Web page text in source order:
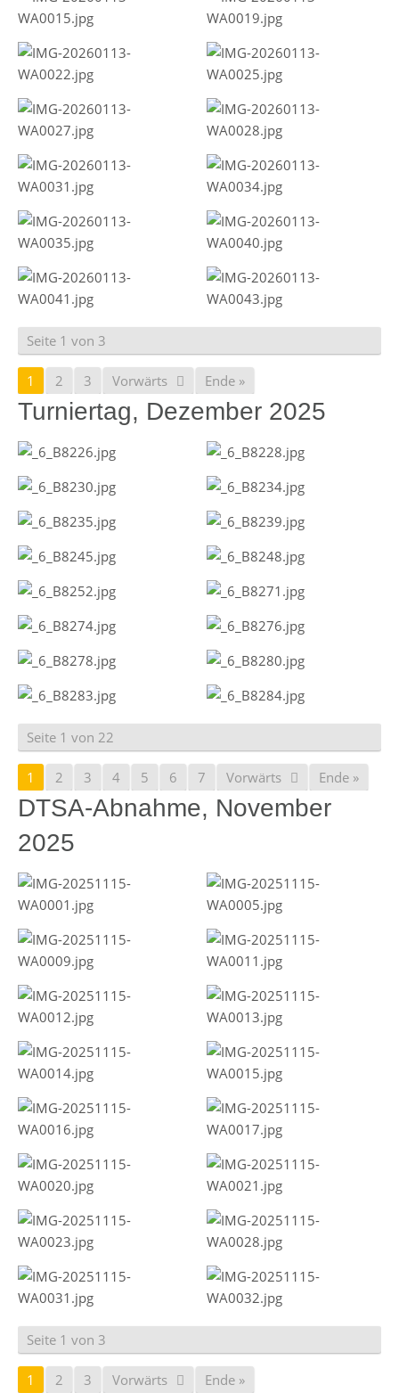
Seite 1 von 3
1 2 3 Vorwärts Ende »
Turniertag, Dezember 2025
Seite 1 von 22
1 2 3 4 5 6 7 Vorwärts Ende »
DTSA-Abnahme, November
2025
Seite 1 von 3
1 2 3 Vorwärts Ende »